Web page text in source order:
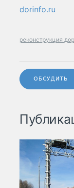
dorinfo.ru
реконструкция
ОБСУДИТЬ